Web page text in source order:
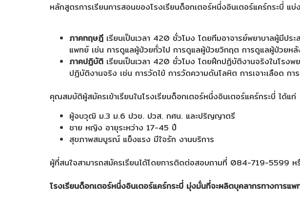
หลักสูตรการเรียนการสอนของโรงเรียนด็อกเตอร์หนึ่งอินเตอร์แคร์กระบี่ แ
ภาคทฤษฎี เรียนเป็นเวลา 420 ชั่วโมง โดยทีมอาจารย์พยาบาลผู้มีปร
แพทย์ เช่น การดูแลผู้ป่วยทั่วไป การดูแลผู้ป่วยวิกฤต การดูแลผู้ป่วยห
ภาคปฏิบัติ เรียนเป็นเวลา 420 ชั่วโมง โดยฝึกปฏิบัติงานจริงในโรง
ปฏิบัติงานจริง เช่น การวัดไข้ การวัดความดันโลหิต การเจาะเลือด ก
คุณสมบัติผู้สมัครเข้าเรียนในโรงเรียนด็อกเตอร์หนึ่งอินเตอร์แคร์กระบี่ ได้แก่
ผู้จบวุฒิ ม.3 ม.6 ปวช. ปวส. กศน. และปริญญาตรี
ชาย หญิง อายุระหว่าง 17-45 ปี
สุขภาพสมบูรณ์ แข็งแรง มีใจรัก งานบริการ
ผู้ที่สนใจสามารถสมัครเรียนได้โดยการติดต่อสอบถามที่ 084-719-5599
โรงเรียนด็อกเตอร์หนึ่งอินเตอร์แคร์กระบี่ มุ่งมั่นที่จะผลิตบุคลากรทางการ